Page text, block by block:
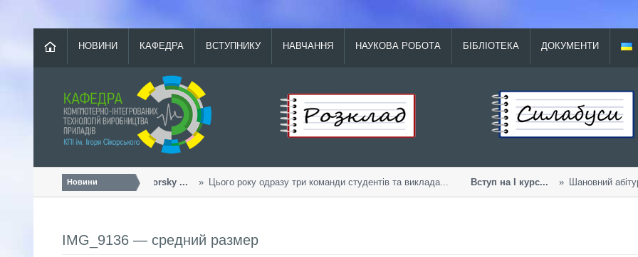
НОВИНИ КАФЕДРА ВСТУПНИКУ НАВЧАННЯ НАУКОВА РОБОТА БІБЛІОТЕКА ДОКУМЕНТИ
Новини
Урожайний «Sikorsky ... Цього року одразу три команди студентів та виклада... Вступ на І курс... Шановний
IMG_9136 — средний размер